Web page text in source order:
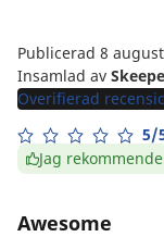
Publicerad 8
Insamlad av
Overifierad
5/
Jag
Awesome